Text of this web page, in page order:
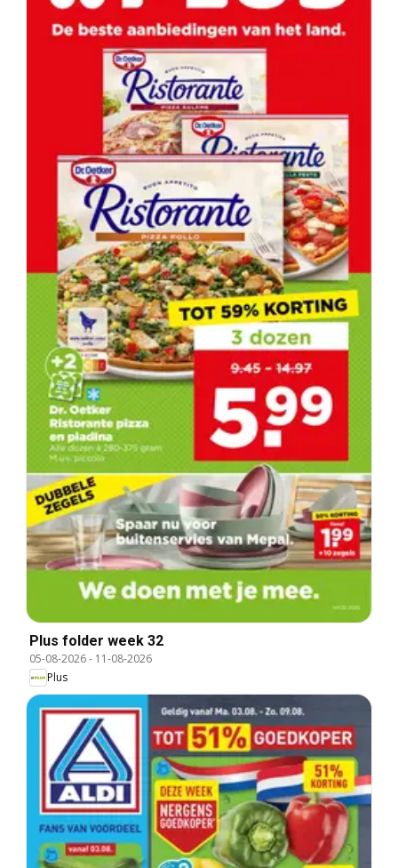
Plus folder week 32
05-08-2026- 11-08-2026
Plus